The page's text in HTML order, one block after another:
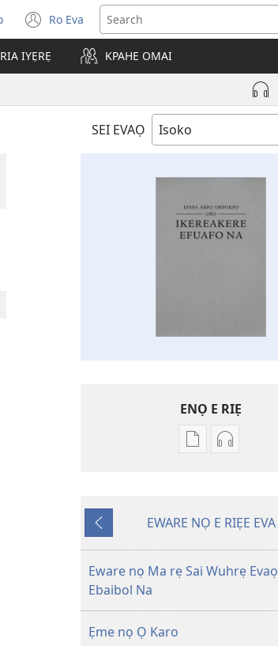
Ro Eva
(opens
new
window)
IYẸRẸ KPAHE OMAI
SEI EVAỌ
ENỌ E RIẸ
Oghẹrẹ
nọ
rẹ
sae
Oghẹrẹ
danlodu
Akpọ
Ọkpokpọ
Onọ
U
Kpemu
EWARE NỌ E RIẸE EVA
Eware nọ Ma rẹ Sai Wuhrẹ Evaọ
Ebaibol Na
Ẹme nọ Ọ Karo